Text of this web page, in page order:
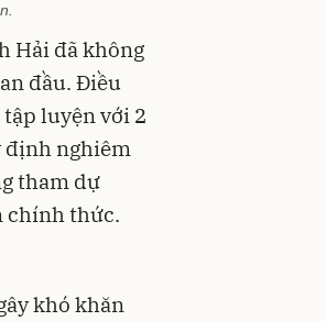
Hải đã không
đầu. Điều
luyện với 2
định nghiêm
tham dự
chính thức.
khó khăn